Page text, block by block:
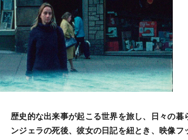
歴史的な出来事が起こる世界を旅し、日々の
ンジェラの死後、彼女の日記を紐とき、映像フ